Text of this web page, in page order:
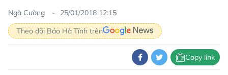
Ngà Cường
25/01/2018 12:15
Theo dõi Báo Hà Tĩnh trên
Copy link